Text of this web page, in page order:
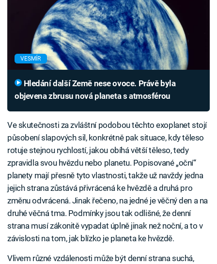
VESMÍR
objevena zbrusu nová planeta s atmosférou
Ve skutečnosti za zvláštní podobou těchto exoplanet stojí
působení slapových sil, konkrétně pak situace, kdy těleso
rotuje stejnou rychlostí, jakou obíhá větší těleso, tedy
zpravidla svou hvězdu nebo planetu. Popisované „oční“
planety mají přesně tyto vlastnosti, takže už navždy jedna
jejich strana zůstává přivrácená ke hvězdě a druhá pro
změnu odvrácená. Jinak řečeno, na jedné je věčný den a na
druhé věčná tma. Podmínky jsou tak odlišné, že denní
strana musí zákonitě vypadat úplně jinak než noční, a to v
závislosti na tom, jak blízko je planeta ke hvězdě.
Vlivem různé vzdálenosti může být denní strana suchá,